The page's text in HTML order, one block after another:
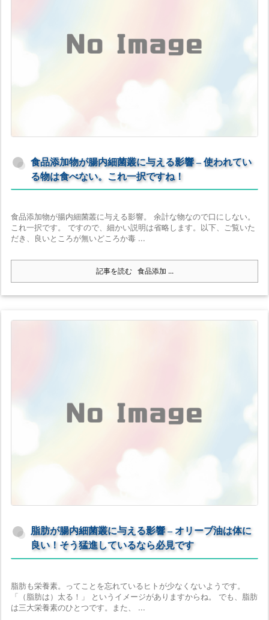
食品添加物が腸内細菌叢に与える影響 – 使われてい
る物は食べない。これ一択ですね！
食品添加物が腸内細菌叢に与える影響。 余計な物なので口にしない。
これ一択です。 ですので、細かい説明は省略します。以下、ご覧いた
だき、良いところが無いどころか毒 ...
記事を読む 食品添加 ...
脂肪が腸内細菌叢に与える影響 – オリーブ油は体に
良い！そう猛進しているなら必見です
脂肪も栄養素。ってことを忘れているヒトが少なくないようです。
「（脂肪は）太る！」 というイメージがありますからね。 でも、脂肪
は三大栄養素のひとつです。また、 ...